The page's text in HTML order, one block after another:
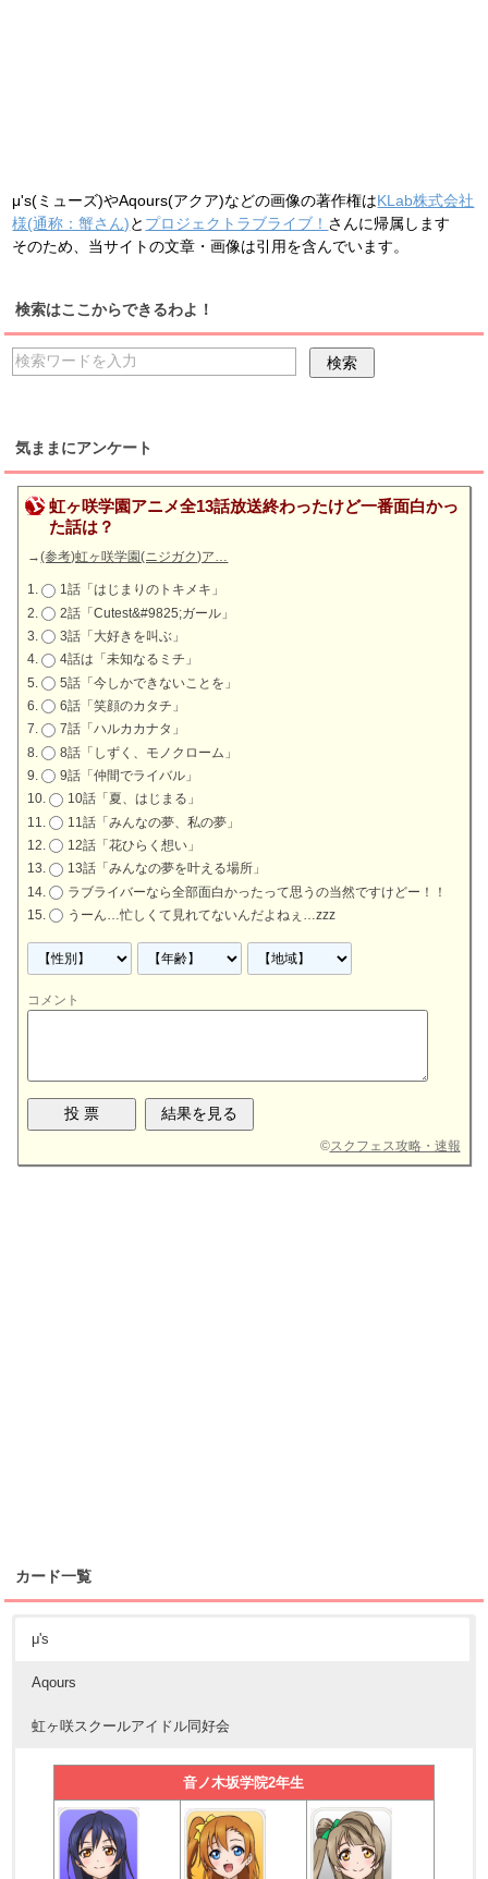
μ's(ミューズ)やAqours(アクア)などの画像の著作権はKLab株式会社
様(通称：蟹さん)と プロジェクトラブライブ！ さんに帰属します
そのため、当サイトの文章・画像は引用を含んでいます。
検索はここからできるわよ！
気ままにアンケート
虹ヶ咲学園アニメ全13話放送終わったけど一番面白かっ
た話は？
→(参考)虹ヶ咲学園(ニジガク)ア…
1話「はじまりのトキメキ」
2話「Cutest&#9825;ガール」
3話「大好きを叫ぶ」
4話は「未知なるミチ」
5話「今しかできないことを」
6話「笑顔のカタチ」
7話「ハルカカナタ」
8話「しずく、モノクローム」
9話「仲間でライバル」
10話「夏、はじまる」
11話「みんなの夢、私の夢」
12話「花ひらく想い」
13話「みんなの夢を叶える場所」
ラブライバーなら全部面白かったって思うの当然ですけどー！！
うーん…忙しくて見れてないんだよねぇ…zzz
コメント
©スクフェス攻略・速報
カード一覧
μ's
Aqours
虹ヶ咲スクールアイドル同好会
音ノ木坂学院2年生